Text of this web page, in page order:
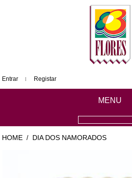
Entrar Registar
MENU
HOME / DIA DOS NAMORADOS